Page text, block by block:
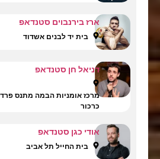
ארז בירנבוים סטנדאפ
בית יד לבנים אשדוד
דניאל חן סטנדאפ
מרכז אומניות הבמה מתנס
כרכור
אודי כגן סטנדאפ
בית החייל תל אביב